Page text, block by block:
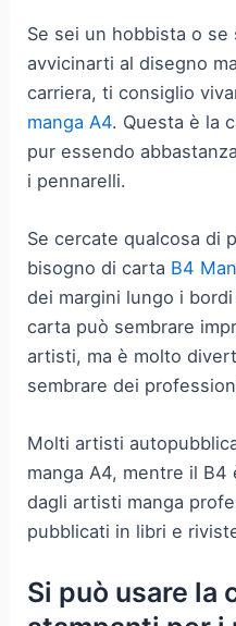
Se sei un hobbista o se
avvicinarti al disegno
carriera, ti consiglio
manga A4. Questa è la
pur essendo
i pennarelli.
Se cercate qualcosa di
bisogno di carta B4
dei margini lungo i
carta può sembrare
artisti, ma è molto
sembrare dei
Molti artisti
manga A4, mentre il
dagli artisti manga
pubblicati in libri e
Si può usare la